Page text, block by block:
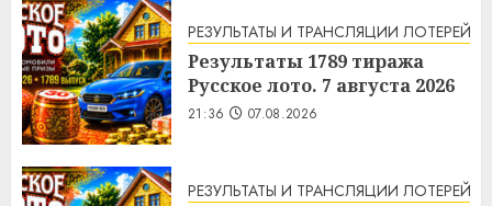
РЕЗУЛЬТАТЫ И ТРАНСЛЯЦИИ ЛОТЕРЕЙ
Результаты 1789 тиража
Русское лото. 7 августа 2026
21:36 07.08.2026
РЕЗУЛЬТАТЫ И ТРАНСЛЯЦИИ ЛОТЕРЕЙ